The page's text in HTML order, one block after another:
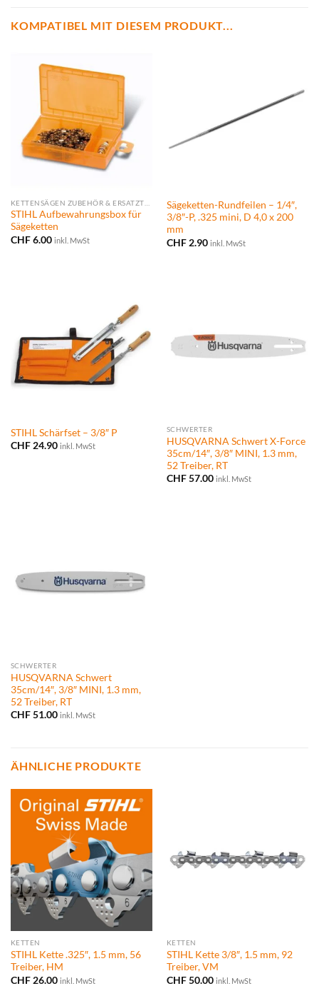
KOMPATIBEL MIT DIESEM PRODUKT...
STIHL Aufbewahrungsbox für
Sägeketten
CHF6.00 inkl. MwSt
Sägeketten-Rundfeilen – 1/4″,
3/8″-P, .325 mini, D 4,0 x 200
mm
CHF2.90 inkl. MwSt
STIHL Schärfset – 3/8″ P
CHF24.90 inkl. MwSt
SCHWERTER
HUSQVARNA Schwert X-Force
35cm/14″, 3/8″ MINI, 1.3 mm,
52 Treiber, RT
CHF57.00 inkl. MwSt
SCHWERTER
HUSQVARNA Schwert
35cm/14″, 3/8″ MINI, 1.3 mm,
52 Treiber, RT
CHF51.00 inkl. MwSt
ÄHNLICHE PRODUKTE
KETTEN
STIHL Kette .325″, 1.5 mm, 56
Treiber, HM
CHF26.00 inkl. MwSt
KETTEN
STIHL Kette 3/8″, 1.5 mm, 92
Treiber, VM
CHF50.00 inkl. MwSt